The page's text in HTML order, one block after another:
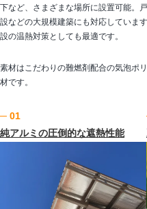
下など、さまざまな場所に設置可能。
設などの大規模建築にも対応していま
設の温熱対策としても最適です。
素材はこだわりの難燃剤配合の気泡ポ
材です。
─ 01
純アルミの圧倒的な遮熱性能